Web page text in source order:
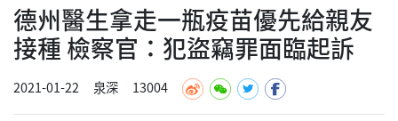
德州醫生拿走一瓶疫苗優先給親友
接種 檢察官：犯盜竊罪面臨起訴
2021-01-22 泉深 13004